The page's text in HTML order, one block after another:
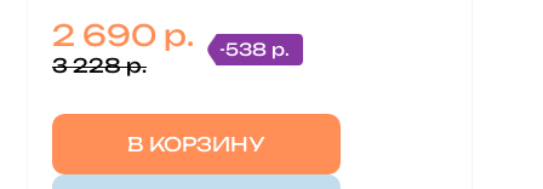
2 690 р.
3 228 р.
-538 р.
В КОРЗИНУ